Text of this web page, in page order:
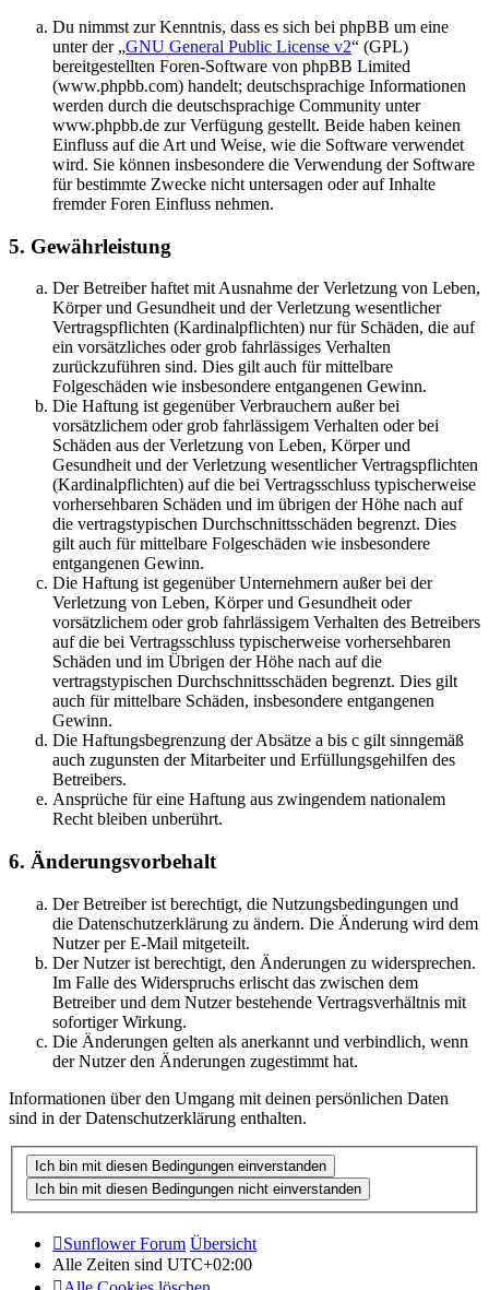
Du nimmst zur Kenntnis, dass es sich bei phpBB um eine
unter der „GNU General Public License v2“ (GPL)
bereitgestellten Foren-Software von phpBB Limited
(www.phpbb.com) handelt; deutschsprachige Informationen
werden durch die deutschsprachige Community unter
www.phpbb.de zur Verfügung gestellt. Beide haben keinen
Einfluss auf die Art und Weise, wie die Software verwendet
wird. Sie können insbesondere die Verwendung der Software
für bestimmte Zwecke nicht untersagen oder auf Inhalte
fremder Foren Einfluss nehmen.
5. Gewährleistung
Der Betreiber haftet mit Ausnahme der Verletzung von Leben,
Körper und Gesundheit und der Verletzung wesentlicher
Vertragspflichten (Kardinalpflichten) nur für Schäden, die auf
ein vorsätzliches oder grob fahrlässiges Verhalten
zurückzuführen sind. Dies gilt auch für mittelbare
Folgeschäden wie insbesondere entgangenen Gewinn.
Die Haftung ist gegenüber Verbrauchern außer bei
vorsätzlichem oder grob fahrlässigem Verhalten oder bei
Schäden aus der Verletzung von Leben, Körper und
Gesundheit und der Verletzung wesentlicher Vertragspflichten
(Kardinalpflichten) auf die bei Vertragsschluss typischerweise
vorhersehbaren Schäden und im übrigen der Höhe nach auf
die vertragstypischen Durchschnittsschäden begrenzt. Dies
gilt auch für mittelbare Folgeschäden wie insbesondere
entgangenen Gewinn.
Die Haftung ist gegenüber Unternehmern außer bei der
Verletzung von Leben, Körper und Gesundheit oder
vorsätzlichem oder grob fahrlässigem Verhalten des Betreibers
auf die bei Vertragsschluss typischerweise vorhersehbaren
Schäden und im Übrigen der Höhe nach auf die
vertragstypischen Durchschnittsschäden begrenzt. Dies gilt
auch für mittelbare Schäden, insbesondere entgangenen
Gewinn.
Die Haftungsbegrenzung der Absätze a bis c gilt sinngemäß
auch zugunsten der Mitarbeiter und Erfüllungsgehilfen des
Betreibers.
Ansprüche für eine Haftung aus zwingendem nationalem
Recht bleiben unberührt.
6. Änderungsvorbehalt
Der Betreiber ist berechtigt, die Nutzungsbedingungen und
die Datenschutzerklärung zu ändern. Die Änderung wird dem
Nutzer per E-Mail mitgeteilt.
Der Nutzer ist berechtigt, den Änderungen zu widersprechen.
Im Falle des Widerspruchs erlischt das zwischen dem
Betreiber und dem Nutzer bestehende Vertragsverhältnis mit
sofortiger Wirkung.
Die Änderungen gelten als anerkannt und verbindlich, wenn
der Nutzer den Änderungen zugestimmt hat.
Informationen über den Umgang mit deinen persönlichen Daten
sind in der Datenschutzerklärung enthalten.
Sunflower Forum Übersicht
Alle Zeiten sind UTC+02:00